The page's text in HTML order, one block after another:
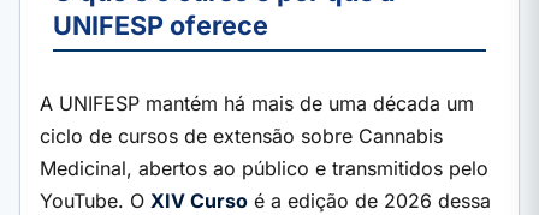
UNIFESP oferece
A UNIFESP mantém há mais de uma década um
ciclo de cursos de extensão sobre Cannabis
Medicinal, abertos ao público e transmitidos pelo
YouTube. O XIV Curso é a edição de 2026 dessa